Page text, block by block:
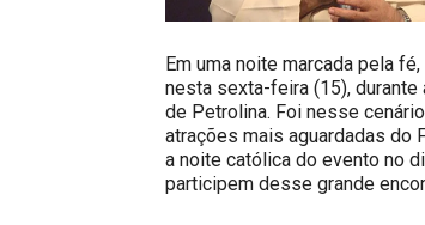
Em uma noite marcada pela
nesta sexta-feira (15), durante
de Petrolina. Foi nesse
atrações mais aguardadas do
a noite católica do evento no
participem desse grande